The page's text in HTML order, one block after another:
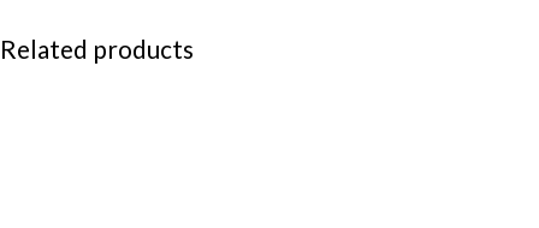
Related products